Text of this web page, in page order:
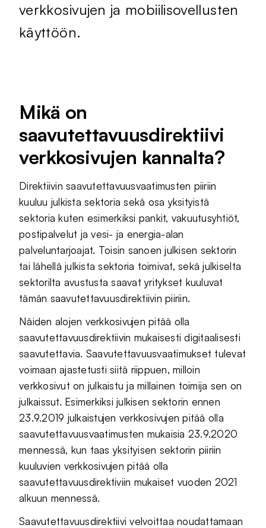
verkkosivujen ja mobiilisovellusten
käyttöön.
Mikä on
saavutettavuusdirektiivi
verkkosivujen kannalta?
Direktiivin saavutettavuusvaatimusten piiriin
kuuluu julkista sektoria sekä osa yksityistä
sektoria kuten esimerkiksi pankit, vakuutusyhtiöt,
postipalvelut ja vesi- ja energia-alan
palveluntarjoajat. Toisin sanoen julkisen sektorin
tai lähellä julkista sektoria toimivat, sekä julkiselta
sektorilta avustusta saavat yritykset kuuluvat
tämän saavutettavuusdirektiivin piiriin.
Näiden alojen verkkosivujen pitää olla
saavutettavuusdirektiivin mukaisesti digitaalisesti
saavutettavia. Saavutettavuusvaatimukset tulevat
voimaan ajastetusti siitä riippuen, milloin
verkkosivut on julkaistu ja millainen toimija sen on
julkaissut. Esimerkiksi julkisen sektorin ennen
23.9.2019 julkaistujen verkkosivujen pitää olla
saavutettavuusvaatimusten mukaisia 23.9.2020
mennessä, kun taas yksityisen sektorin piiriin
kuuluvien verkkosivujen pitää olla
saavutettavuusdirektiviin mukaiset vuoden 2021
alkuun mennessä.
Saavutettavuusdirektiivi velvoittaa noudattamaan